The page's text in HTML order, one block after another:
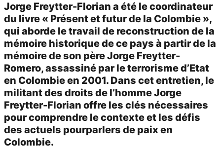
Jorge Freytter-Florian a été le coordinateur
du livre « Présent et futur de la Colombie »,
qui aborde le travail de reconstruction de la
mémoire historique de ce pays à partir de la
mémoire de son père Jorge Freytter-
Romero, assassiné par le terrorisme d’Etat
en Colombie en 2001. Dans cet entretien, le
militant des droits de l’homme Jorge
Freytter-Florian offre les clés nécessaires
pour comprendre le contexte et les défis
des actuels pourparlers de paix en
Colombie.